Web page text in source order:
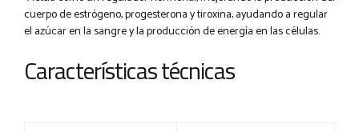
cuerpo de estrógeno, progesterona y tiroxina, ayudando a regular
el azúcar en la sangre y la producción de energía en las células.
Características técnicas